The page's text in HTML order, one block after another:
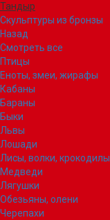
Тандыр
Скульптуры из бронзы
Назад
Смотреть все
Птицы
Еноты, змеи, жирафы
Кабаны
Бараны
Быки
Львы
Лошади
Лисы, волки, крокодилы
Медведи
Лягушки
Обезьяны, олени
Черепахи